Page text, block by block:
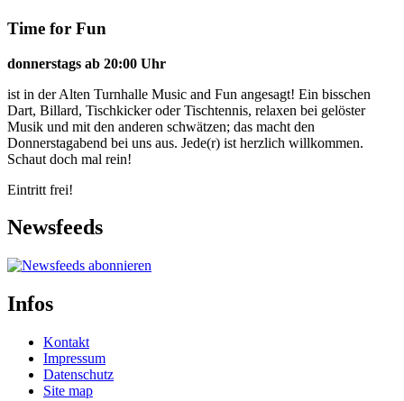
Time for Fun
donnerstags ab 20:00 Uhr
ist in der Alten Turnhalle Music and Fun angesagt! Ein bisschen
Dart, Billard, Tischkicker oder Tischtennis, relaxen bei gelöster
Musik und mit den anderen schwätzen; das macht den
Donnerstagabend bei uns aus. Jede(r) ist herzlich willkommen.
Schaut doch mal rein!
Eintritt frei!
Newsfeeds
Infos
Kontakt
Impressum
Datenschutz
Site map